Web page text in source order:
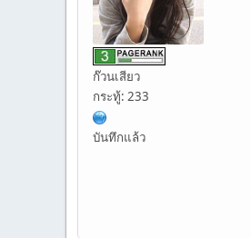
ก๊วนเสียว
กระทู้: 233
บันทึกแล้ว